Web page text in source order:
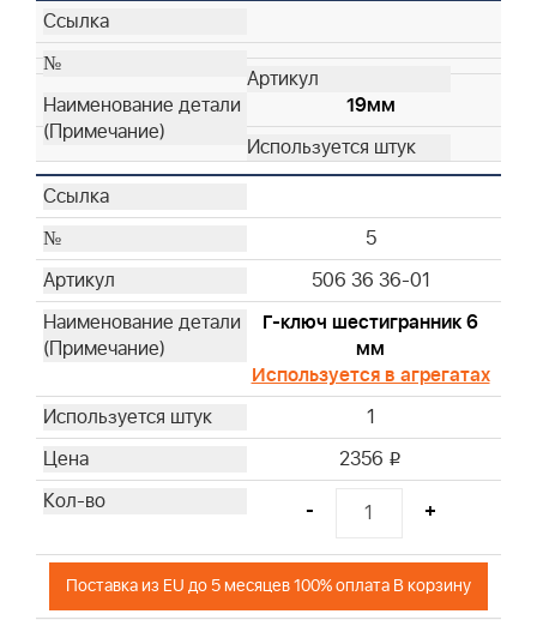
19мм
5
506 36 36-01
Г-ключ шестигранник 6
мм
Используется в агрегатах
1
2356 i
- +
Поставка из EU до 5 месяцев 100% оплата В корзину